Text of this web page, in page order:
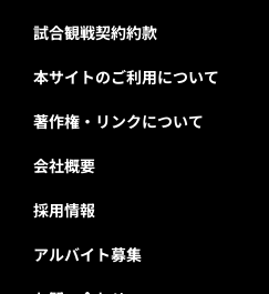
試合観戦契約約款
本サイトのご利用について
著作権・リンクについて
会社概要
採用情報
アルバイト募集